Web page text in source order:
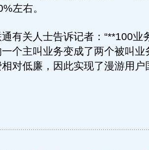
左右。
关人士告诉记者：“**100业
个主叫业务变成了两个被叫业
对低廉，因此实现了漫游用户